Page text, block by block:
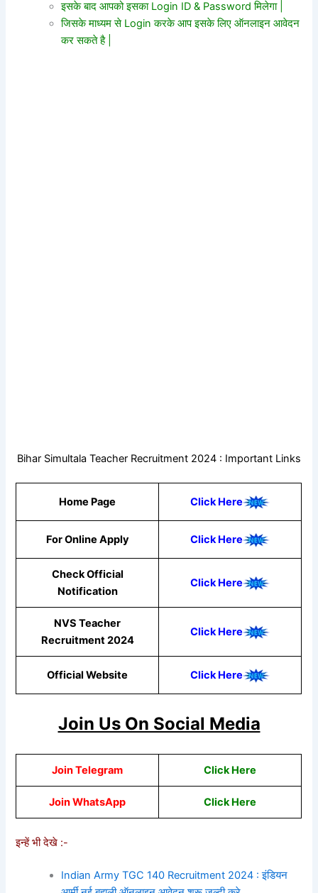
इसके बाद आपको इसका Login ID & Password मिलेगा |
जिसके माध्यम से Login करके आप इसके लिए ऑनलाइन आवेदन
कर सकते है |
Bihar Simultala Teacher Recruitment 2024 : Important Links
Home Page Click Here
For Online Apply Click Here
Check Official
Notification
Click Here
NVS Teacher
Recruitment 2024
Click Here
Official Website Click Here
Join Us On Social Media
Join Telegram Click Here
Join WhatsApp Click Here
इन्हें भी देखे :-
Indian Army TGC 140 Recruitment 2024 : इंडियन